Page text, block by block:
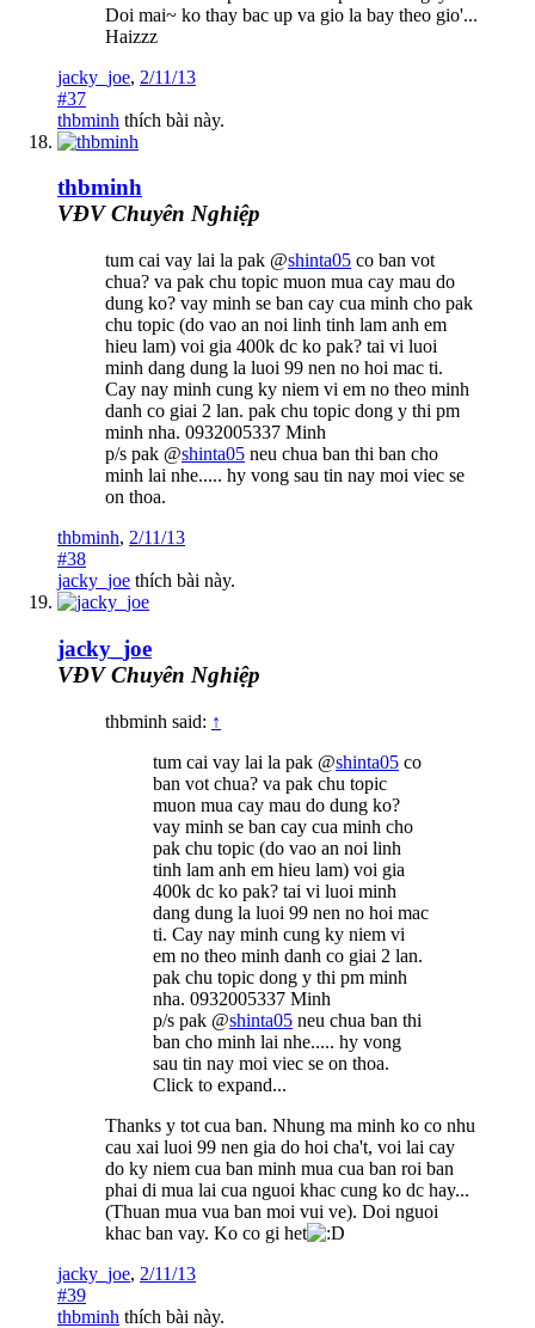
Doi mai~ ko thay bac up va gio la bay theo gio'...
Haizzz
jacky_joe, 2/11/13
#37
thbminh thích bài này.
thbminh
VĐV Chuyên Nghiệp
tum cai vay lai la pak @shinta05 co ban vot
chua? va pak chu topic muon mua cay mau do
dung ko? vay minh se ban cay cua minh cho pak
chu topic (do vao an noi linh tinh lam anh em
hieu lam) voi gia 400k dc ko pak? tai vi luoi
minh dang dung la luoi 99 nen no hoi mac ti.
Cay nay minh cung ky niem vi em no theo minh
danh co giai 2 lan. pak chu topic dong y thi pm
minh nha. 0932005337 Minh
p/s pak @shinta05 neu chua ban thi ban cho
minh lai nhe..... hy vong sau tin nay moi viec se
on thoa.
thbminh, 2/11/13
#38
jacky_joe thích bài này.
jacky_joe
VĐV Chuyên Nghiệp
thbminh said: ↑
tum cai vay lai la pak @shinta05 co
ban vot chua? va pak chu topic
muon mua cay mau do dung ko?
vay minh se ban cay cua minh cho
pak chu topic (do vao an noi linh
tinh lam anh em hieu lam) voi gia
400k dc ko pak? tai vi luoi minh
dang dung la luoi 99 nen no hoi mac
ti. Cay nay minh cung ky niem vi
em no theo minh danh co giai 2 lan.
pak chu topic dong y thi pm minh
nha. 0932005337 Minh
p/s pak @shinta05 neu chua ban thi
ban cho minh lai nhe..... hy vong
sau tin nay moi viec se on thoa.
Click to expand...
Thanks y tot cua ban. Nhung ma minh ko co nhu
cau xai luoi 99 nen gia do hoi cha't, voi lai cay
do ky niem cua ban minh mua cua ban roi ban
phai di mua lai cua nguoi khac cung ko dc hay...
(Thuan mua vua ban moi vui ve). Doi nguoi
khac ban vay. Ko co gi het
jacky_joe, 2/11/13
#39
thbminh thích bài này.